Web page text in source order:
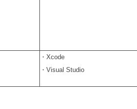
・Xcode
・Visual Studio